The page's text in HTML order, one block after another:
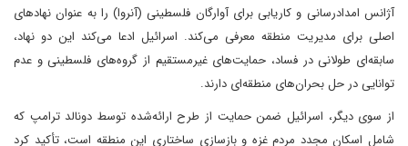
آژانس امدادرسانی و کاریابی برای آوارگان فلسطینی (آنروا) را به‌ عنوان نهادهای
اصلی برای مدیریت منطقه معرفی می‌کند. اسرائیل ادعا می‌کند این دو نهاد،
سابقه‌ای طولانی در فساد، حمایت‌های غیرمستقیم از گروه‌های فلسطینی و عدم
توانایی در حل بحران‌های منطقه‌ای دارند.
از سوی دیگر، اسرائیل ضمن حمایت از طرح ارائه‌شده توسط دونالد ترامپ که
شامل اسکان مجدد مردم غزه و بازسازی ساختاری این منطقه است، تأکید کرد‌